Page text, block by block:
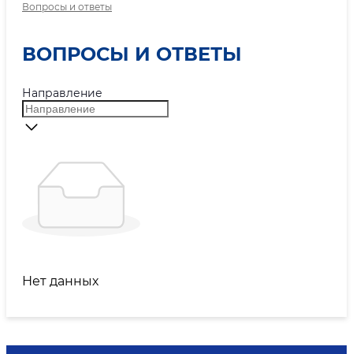
Вопросы и ответы
ВОПРОСЫ И ОТВЕТЫ
Направление
Нет данных